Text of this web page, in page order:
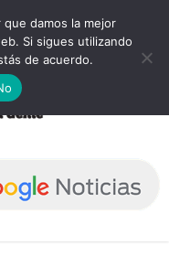
damos la mejor
Si sigues utilizando
de acuerdo.